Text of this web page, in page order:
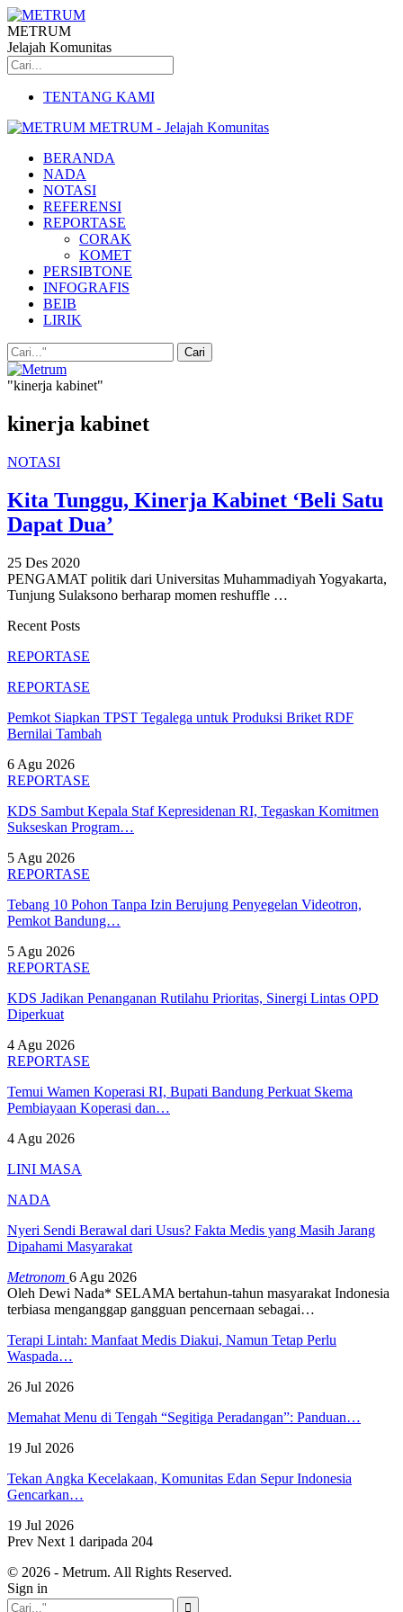
METRUM
Jelajah Komunitas
TENTANG KAMI
METRUM - Jelajah Komunitas
BERANDA
NADA
NOTASI
REFERENSI
REPORTASE
CORAK
KOMET
PERSIBTONE
INFOGRAFIS
BEIB
LIRIK
"kinerja kabinet"
kinerja kabinet
NOTASI
Kita Tunggu, Kinerja Kabinet ‘Beli Satu
Dapat Dua’
25 Des 2020
PENGAMAT politik dari Universitas Muhammadiyah Yogyakarta,
Tunjung Sulaksono berharap momen reshuffle …
Recent Posts
REPORTASE
REPORTASE
Pemkot Siapkan TPST Tegalega untuk Produksi Briket RDF
Bernilai Tambah
6 Agu 2026
REPORTASE
KDS Sambut Kepala Staf Kepresidenan RI, Tegaskan Komitmen
Sukseskan Program…
5 Agu 2026
REPORTASE
Tebang 10 Pohon Tanpa Izin Berujung Penyegelan Videotron,
Pemkot Bandung…
5 Agu 2026
REPORTASE
KDS Jadikan Penanganan Rutilahu Prioritas, Sinergi Lintas OPD
Diperkuat
4 Agu 2026
REPORTASE
Temui Wamen Koperasi RI, Bupati Bandung Perkuat Skema
Pembiayaan Koperasi dan…
4 Agu 2026
LINI MASA
NADA
Nyeri Sendi Berawal dari Usus? Fakta Medis yang Masih Jarang
Dipahami Masyarakat
Metronom 6 Agu 2026
Oleh Dewi Nada* SELAMA bertahun-tahun masyarakat Indonesia
terbiasa menganggap gangguan pencernaan sebagai…
Terapi Lintah: Manfaat Medis Diakui, Namun Tetap Perlu
Waspada…
26 Jul 2026
Memahat Menu di Tengah “Segitiga Peradangan”: Panduan…
19 Jul 2026
Tekan Angka Kecelakaan, Komunitas Edan Sepur Indonesia
Gencarkan…
19 Jul 2026
Prev Next 1 daripada 204
© 2026 - Metrum. All Rights Reserved.
Sign in